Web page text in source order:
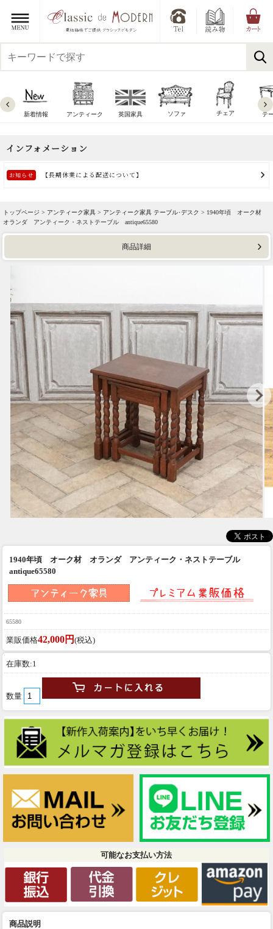
新着情報 アンティーク 英国家具 ソファ チェア テ
トップページ > アンティーク家具 > アンティーク家具 テーブル･デスク > 1940年頃 オーク材
オランダ アンティーク・ネストテーブル antique65580
商品詳細
1940年頃 オーク材 オランダ アンティーク・ネストテーブル
antique65580
65580
業販価格42,000円 (税込)
在庫数:1
数量
可能なお支払い方法
商品説明